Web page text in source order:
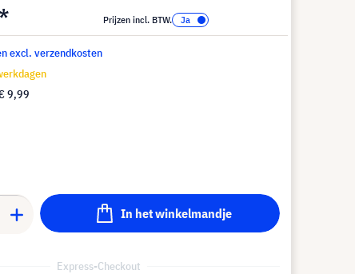
Prijzen incl. BTW.
excl. verzendkosten
9,99
In het winkelmandje
Express-Checkout